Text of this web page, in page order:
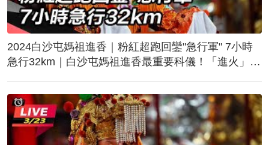
2024白沙屯媽祖進香｜粉紅超跑回鑾"急行軍" 7小時
急行32km｜白沙屯媽祖進香最重要科儀！「進火」儀